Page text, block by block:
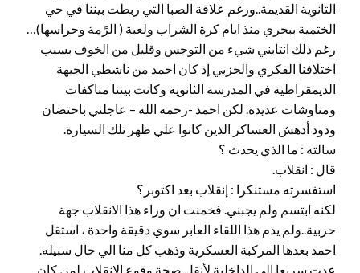
الثانوية القديمة..ورغم علاقة الصبا التي ربطت بيننا في حي
الختمية ببحري منذ ايام كرة الشراب ولعبة ( الرًمة وحراسها)…
رغم ذلك انتابني شيء من التوجس وقليل من الخوف بسبب
اختلافنا الفكري والحزبي إذ كان احمد من ناشطي الجبهة
الديمقراطية في المدرسة الثانوية وكانت بيننا مناكفات
ومناوشات عديدة. لكن احمد -رحمه الله – عاجلني باحتضان
ودود أدهش العساكر الذين كانوا علي ظهر تلك السيارة.
سالته : ما الذي يحدث ؟
قال : انقلاب.
استفسرته مستنكرا : إنقلاب بعد اكتوبر؟
لكنه ابتسم ولم يجبني. فخمنت ان وراء هذا الانقلاب جهة
حزبية..ولم يدم هذا اللقاء العابر سوي دقيقة واحدة ، استقل
احمد بعدها المركبة العسكرية وذهب كل منا الي حال سبيله.
عدت سريعا إلي الداخلية لأنقل صحة وقوع الانقلاب لمن كان